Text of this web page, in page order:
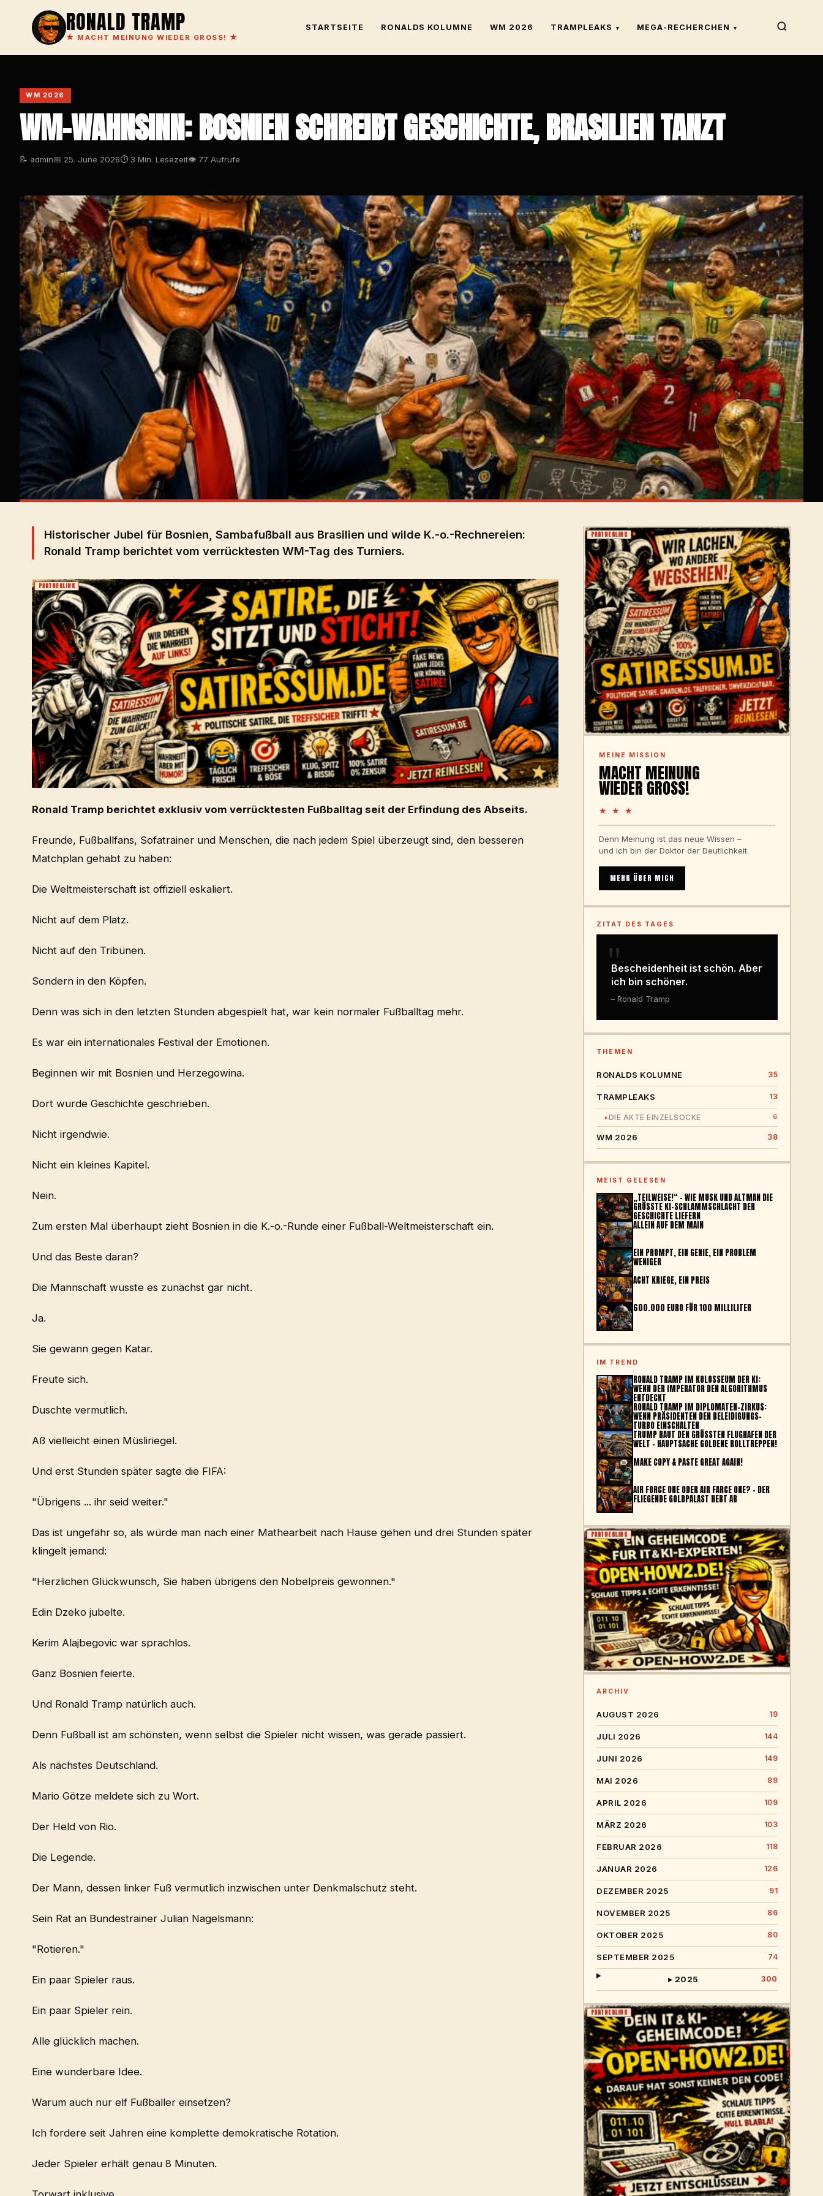
RONALD TRAMP
★ MACHT MEINUNG WIEDER GROSS! ★
STARTSEITE RONALDS KOLUMNE WM 2026 TRAMPLEAKS ▾ MEGA-RECHERCHEN ▾
WM 2026
WM-WAHNSINN: BOSNIEN SCHREIBT GESCHICHTE, BRASILIEN TANZT
📝 admin📅 25. June 2026⏱ 3 Min. Lesezeit👁 77 Aufrufe
Historischer Jubel für Bosnien, Sambafußball aus Brasilien und wilde K.-o.-Rechnereien:
Ronald Tramp berichtet vom verrücktesten WM-Tag des Turniers.
PARTNERLINK
Ronald Tramp berichtet exklusiv vom verrücktesten Fußballtag seit der Erfindung des Abseits.
Freunde, Fußballfans, Sofatrainer und Menschen, die nach jedem Spiel überzeugt sind, den besseren
Matchplan gehabt zu haben:
Die Weltmeisterschaft ist offiziell eskaliert.
Nicht auf dem Platz.
Nicht auf den Tribünen.
Sondern in den Köpfen.
Denn was sich in den letzten Stunden abgespielt hat, war kein normaler Fußballtag mehr.
Es war ein internationales Festival der Emotionen.
Beginnen wir mit Bosnien und Herzegowina.
Dort wurde Geschichte geschrieben.
Nicht irgendwie.
Nicht ein kleines Kapitel.
Nein.
Zum ersten Mal überhaupt zieht Bosnien in die K.-o.-Runde einer Fußball-Weltmeisterschaft ein.
Und das Beste daran?
Die Mannschaft wusste es zunächst gar nicht.
Ja.
Sie gewann gegen Katar.
Freute sich.
Duschte vermutlich.
Aß vielleicht einen Müsliriegel.
Und erst Stunden später sagte die FIFA:
"Übrigens ... ihr seid weiter."
Das ist ungefähr so, als würde man nach einer Mathearbeit nach Hause gehen und drei Stunden später
klingelt jemand:
"Herzlichen Glückwunsch, Sie haben übrigens den Nobelpreis gewonnen."
Edin Dzeko jubelte.
Kerim Alajbegovic war sprachlos.
Ganz Bosnien feierte.
Und Ronald Tramp natürlich auch.
Denn Fußball ist am schönsten, wenn selbst die Spieler nicht wissen, was gerade passiert.
Als nächstes Deutschland.
Mario Götze meldete sich zu Wort.
Der Held von Rio.
Die Legende.
Der Mann, dessen linker Fuß vermutlich inzwischen unter Denkmalschutz steht.
Sein Rat an Bundestrainer Julian Nagelsmann:
"Rotieren."
Ein paar Spieler raus.
Ein paar Spieler rein.
Alle glücklich machen.
Eine wunderbare Idee.
Warum auch nur elf Fußballer einsetzen?
Ich fordere seit Jahren eine komplette demokratische Rotation.
Jeder Spieler erhält genau 8 Minuten.
PARTNERLINK
MEINE MISSION
MACHT MEINUNG
WIEDER GROSS!
★ ★ ★
Denn Meinung ist das neue Wissen –
und ich bin der Doktor der Deutlichkeit.
MEHR ÜBER MICH
ZITAT DES TAGES
"
Bescheidenheit ist schön. Aber
ich bin schöner.
– Ronald Tramp
THEMEN
RONALDS KOLUMNE 35
TRAMPLEAKS 13
▸DIE AKTE EINZELSOCKE 6
WM 2026 38
MEIST GELESEN
„TEILWEISE!“ – WIE MUSK UND ALTMAN DIE
GRÖSSTE KI-SCHLAMMSCHLACHT DER G
ESCHICHTE LIEFERN
ALLEIN AUF DEM MAIN
EIN PROMPT, EIN GENIE, EIN PROBLEM
WENIGER
ACHT KRIEGE, EIN PREIS
600.000 EURO FÜR 100 MILLILITER
IM TREND
RONALD TRAMP IM KOLOSSEUM DER KI:
WENN DER IMPERATOR DEN ALGORITHMUS
ENTDECKT
RONALD TRAMP IM DIPLOMATEN-ZIRKUS:
WENN PRÄSIDENTEN DEN BELEIDIGUNGS-
TURBO EINSCHALTEN
TRUMP BAUT DEN GRÖSSTEN FLUGHAFEN DER W
ELT – HAUPTSACHE GOLDENE ROLLTREPPEN!
MAKE COPY & PASTE GREAT AGAIN!
AIR FORCE ONE ODER AIR FARCE ONE? – DER
FLIEGENDE GOLDPALAST HEBT AB
PARTNERLINK
ARCHIV
AUGUST 2026 19
JULI 2026 144
JUNI 2026 149
MAI 2026 89
APRIL 2026 109
MÄRZ 2026 103
FEBRUAR 2026 118
JANUAR 2026 126
DEZEMBER 2025 91
NOVEMBER 2025 86
OKTOBER 2025 80
SEPTEMBER 2025 74
▸ 2025 300
PARTNERLINK